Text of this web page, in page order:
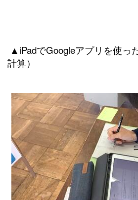
▲iPadでGoogleアプリを使っ
計算）